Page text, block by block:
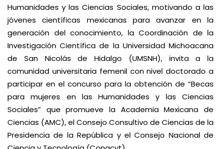
Humanidades y las Ciencias Sociales, motivando a las
jóvenes científicas mexicanas para avanzar en la
generación del conocimiento, la Coordinación de la
Investigación Científica de la Universidad Michoacana
de San Nicolás de Hidalgo (UMSNH), invita a la
comunidad universitaria femenil con nivel doctorado a
participar en el concurso para la obtención de “Becas
para mujeres en las Humanidades y las Ciencias
Sociales” que promueve la Academia Mexicana de
Ciencias (AMC), el Consejo Consultivo de Ciencias de la
Presidencia de la República y el Consejo Nacional de